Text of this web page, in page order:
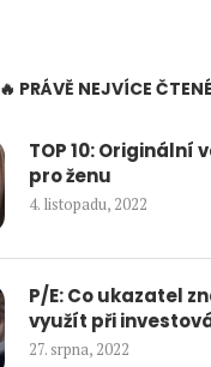
🔥 PRÁVĚ NEJVÍCE ČTENÉ
TOP 10: Originální
pro ženu
4. listopadu, 2022
P/E: Co ukazatel
využít při
27. srpna, 2022